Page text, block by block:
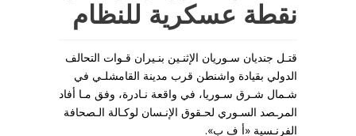
نقطة عسكرية للنظام
قتـل جنديان سـوريان الإثنـين بنـيران قـوات التحالف
الدولي بقيادة واشنطن قرب مدينة القامشلـي في
شـمال شـرق سـوريا، في واقعة نـادرة، وفق مـا أفاد
المرـصد السـوري لحـقوق الإنـسان لوكـالة الـصحافة
الفرنـسية «أ ف ب».